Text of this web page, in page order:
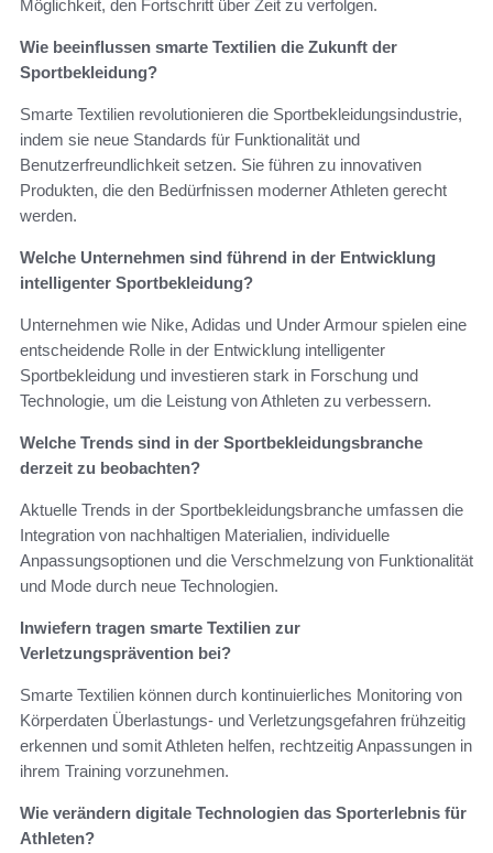
Möglichkeit, den Fortschritt über Zeit zu verfolgen.
Wie beeinflussen smarte Textilien die Zukunft der
Sportbekleidung?
Smarte Textilien revolutionieren die Sportbekleidungsindustrie,
indem sie neue Standards für Funktionalität und
Benutzerfreundlichkeit setzen. Sie führen zu innovativen
Produkten, die den Bedürfnissen moderner Athleten gerecht
werden.
Welche Unternehmen sind führend in der Entwicklung
intelligenter Sportbekleidung?
Unternehmen wie Nike, Adidas und Under Armour spielen eine
entscheidende Rolle in der Entwicklung intelligenter
Sportbekleidung und investieren stark in Forschung und
Technologie, um die Leistung von Athleten zu verbessern.
Welche Trends sind in der Sportbekleidungsbranche
derzeit zu beobachten?
Aktuelle Trends in der Sportbekleidungsbranche umfassen die
Integration von nachhaltigen Materialien, individuelle
Anpassungsoptionen und die Verschmelzung von Funktionalität
und Mode durch neue Technologien.
Inwiefern tragen smarte Textilien zur
Verletzungsprävention bei?
Smarte Textilien können durch kontinuierliches Monitoring von
Körperdaten Überlastungs- und Verletzungsgefahren frühzeitig
erkennen und somit Athleten helfen, rechtzeitig Anpassungen in
ihrem Training vorzunehmen.
Wie verändern digitale Technologien das Sporterlebnis für
Athleten?